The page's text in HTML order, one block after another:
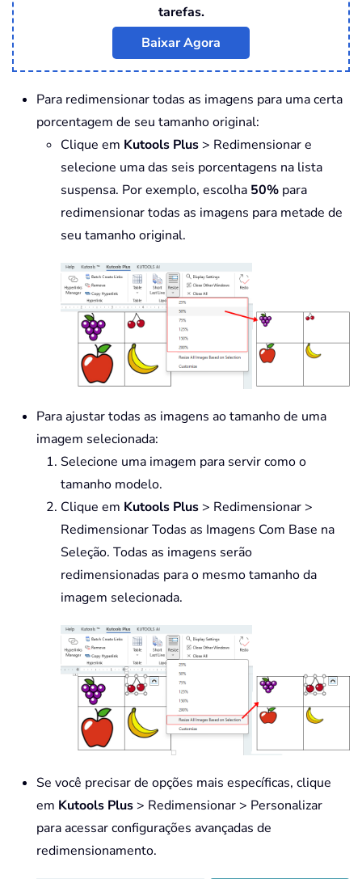
tarefas.
Baixar Agora
Para redimensionar todas as imagens para uma certa
porcentagem de seu tamanho original:
Clique em Kutools Plus > Redimensionar e
selecione uma das seis porcentagens na lista
suspensa. Por exemplo, escolha 50% para
redimensionar todas as imagens para metade de
seu tamanho original.
Para ajustar todas as imagens ao tamanho de uma
imagem selecionada:
Selecione uma imagem para servir como o
tamanho modelo.
Clique em Kutools Plus > Redimensionar >
Redimensionar Todas as Imagens Com Base na
Seleção. Todas as imagens serão
redimensionadas para o mesmo tamanho da
imagem selecionada.
Se você precisar de opções mais específicas, clique
em Kutools Plus > Redimensionar > Personalizar
para acessar configurações avançadas de
redimensionamento.